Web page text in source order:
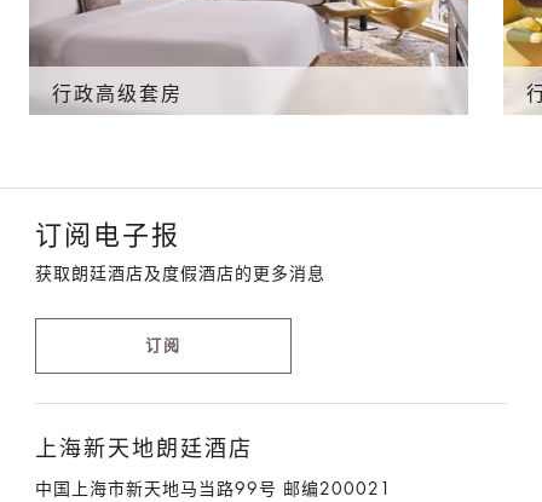
行政高级套房
订阅电子报
获取朗廷酒店及度假酒店的更多消息
订阅
上海新天地朗廷酒店
中国上海市新天地马当路99号 邮编200021